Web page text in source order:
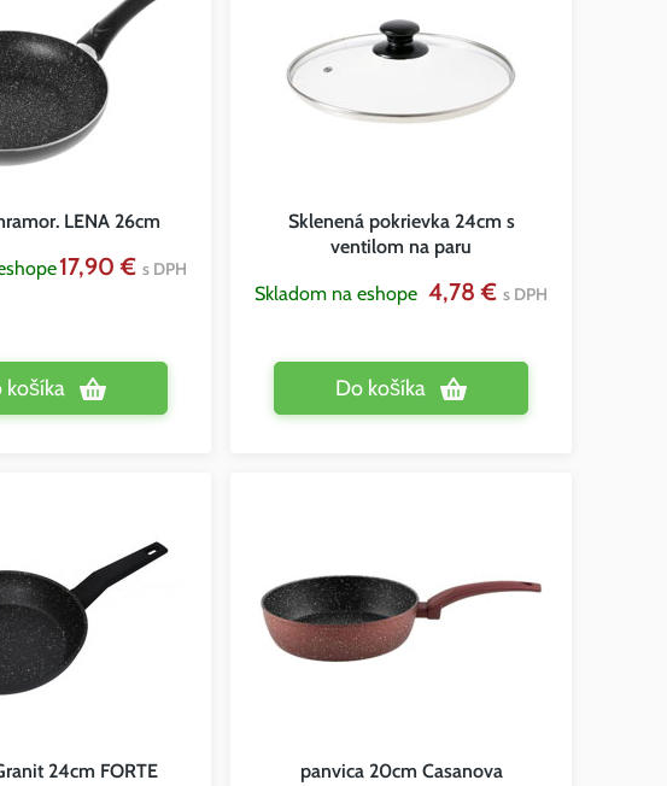
LENA 26cm
17,90 €s DPH
košíka
Sklenená pokrievka 24cm s
ventilom na paru
Skladom na eshope 4,78 €s DPH
Do košíka
24cm FORTE panvica 20cm Casanova